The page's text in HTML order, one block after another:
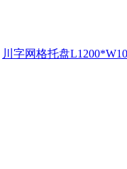
川字网格托盘